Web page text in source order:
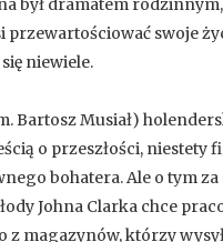
swoje
niewiele.
Bartosz Musiał)
o przeszłości,
bohatera. Ale o tym za
Johna Clarka chce
magazynów, którzy